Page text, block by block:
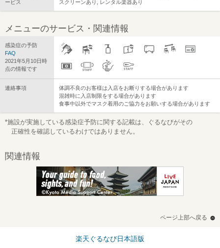
ービス
スクリーンあり, レンタル楽器あり
メニューのサービス・関連情報
感染症の予防
FAQ
2021年5月10日時
点の情報です
連絡事項
体調不良のお客様は入店をお断りする場合があります
混雑時に入店制限をする場合があります
食事中以外でマスク着用のご協力をお願いする場合があります
*施設が実施している感染症予防に関する記載は、ぐるなびがその
正確性を確認しているわけではありません。
関連情報
ページ上部へ戻る
楽天ぐるなび日本語版